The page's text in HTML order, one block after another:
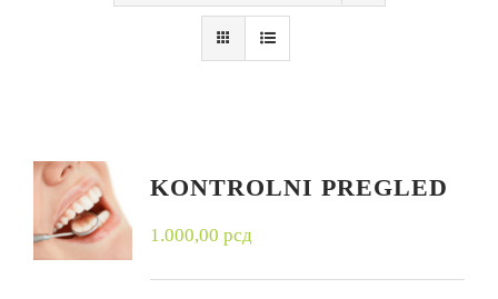
KONTROLNI PREGLED
1.000,00 рсд